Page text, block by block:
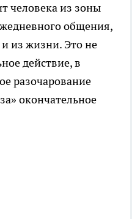
человека из зоны
общения,
из жизни. Это не
действие, в
разочарование
окончательное